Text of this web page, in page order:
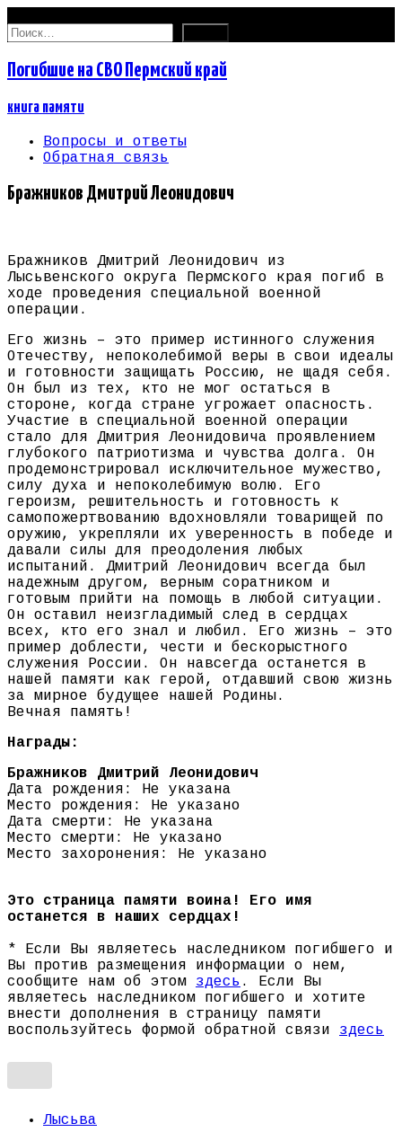
Найти:
Погибшие на СВО Пермский край
книга памяти
Вопросы и ответы
Обратная связь
Бражников Дмитрий Леонидович
Бражников Дмитрий Леонидович из
Лысьвенского округа Пермского края погиб в
ходе проведения специальной военной
операции.
Его жизнь – это пример истинного служения
Отечеству, непоколебимой веры в свои идеалы
и готовности защищать Россию, не щадя себя.
Он был из тех, кто не мог остаться в
стороне, когда стране угрожает опасность.
Участие в специальной военной операции
стало для Дмитрия Леонидовича проявлением
глубокого патриотизма и чувства долга. Он
продемонстрировал исключительное мужество,
силу духа и непоколебимую волю. Его
героизм, решительность и готовность к
самопожертвованию вдохновляли товарищей по
оружию, укрепляли их уверенность в победе и
давали силы для преодоления любых
испытаний. Дмитрий Леонидович всегда был
надежным другом, верным соратником и
готовым прийти на помощь в любой ситуации.
Он оставил неизгладимый след в сердцах
всех, кто его знал и любил. Его жизнь – это
пример доблести, чести и бескорыстного
служения России. Он навсегда останется в
нашей памяти как герой, отдавший свою жизнь
за мирное будущее нашей Родины.
Вечная память!
Награды:
Бражников Дмитрий Леонидович
Дата рождения: Не указана
Место рождения: Не указано
Дата смерти: Не указана
Место смерти: Не указано
Место захоронения: Не указано
Это страница памяти воина! Его имя
останется в наших сердцах!
* Если Вы являетесь наследником погибшего и
Вы против размещения информации о нем,
сообщите нам об этом здесь . Если Вы
являетесь наследником погибшего и хотите
внести дополнения в страницу памяти
воспользуйтесь формой обратной связи здесь
Лысьва